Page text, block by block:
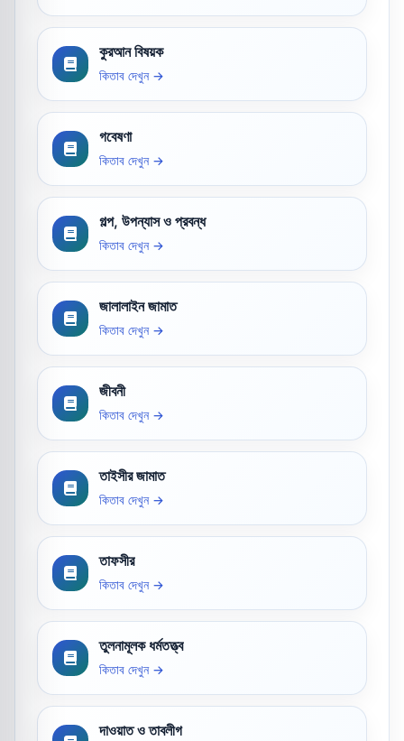
কুরআন বিষয়ক
কিতাব দেখুন →
গবেষণা
কিতাব দেখুন →
গল্প, উপন্যাস ও প্রবন্ধ
কিতাব দেখুন →
জালালাইন জামাত
কিতাব দেখুন →
জীবনী
কিতাব দেখুন →
তাইসীর জামাত
কিতাব দেখুন →
তাফসীর
কিতাব দেখুন →
তুলনামূলক ধর্মতত্ত্ব
কিতাব দেখুন →
দাওয়াত ও তাবলীগ